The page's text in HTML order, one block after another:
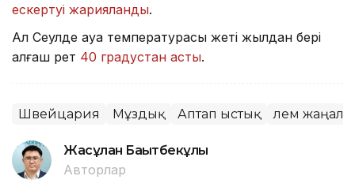
ескертуі жарияланды.
Ал Сеулде ауа температурасы жеті жылдан бері
алғаш рет 40 градустан асты.
Швейцария Мұздық Аптап ыстық Әлем
Жасұлан Бақытбекұлы
Авторлар